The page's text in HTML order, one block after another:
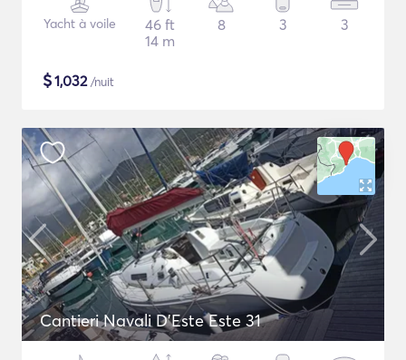
Yacht à voile
46 ft
14 m
8 3 3
$1,032/nuit
Cantieri Navali D'Este Este 31